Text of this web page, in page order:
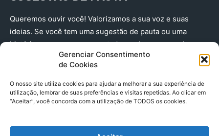
Gerenciar Consentimento
de Cookies
O nosso site utiliza cookies para ajudar a melhorar a sua experiência de
utilização, lembrar de suas preferências e visitas repetidas. Ao clicar em
“Aceitar”, você concorda com a utilização de TODOS os cookies.
Queremos ouvir você! Valorizamos a sua voz e suas
ideias. Se você tem uma sugestão de pauta ou uma
história que merece ser contada, envie-nos agora!
(91) 98224 - 3111